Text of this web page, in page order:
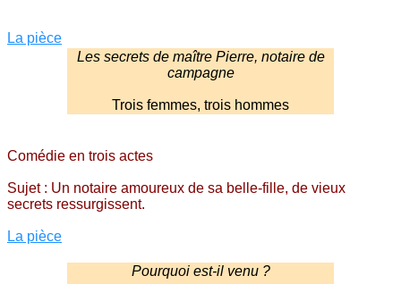
La pièce
Les secrets de maître Pierre, notaire de
campagne
Trois femmes, trois hommes
Comédie en trois actes
Sujet : Un notaire amoureux de sa belle-fille, de vieux
secrets ressurgissent.
La pièce
Pourquoi est-il venu ?